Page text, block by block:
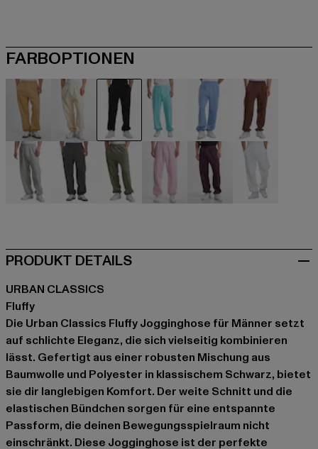
FARBOPTIONEN
beige beige schwarz blau blau braun
PRODUKT DETAILS
URBAN CLASSICS
Fluffy
Die Urban Classics Fluffy Jogginghose für Männer setzt
auf schlichte Eleganz, die sich vielseitig kombinieren
lässt. Gefertigt aus einer robusten Mischung aus
Baumwolle und Polyester in klassischem Schwarz, bietet
sie dir langlebigen Komfort. Der weite Schnitt und die
elastischen Bündchen sorgen für eine entspannte
Passform, die deinen Bewegungsspielraum nicht
einschränkt. Diese Jogginghose ist der perfekte